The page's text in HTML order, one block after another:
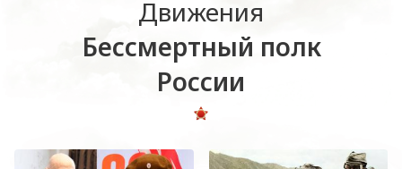
Движения
Бессмертный полк
России